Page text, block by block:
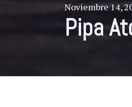
Noviembre 14,
Pipa